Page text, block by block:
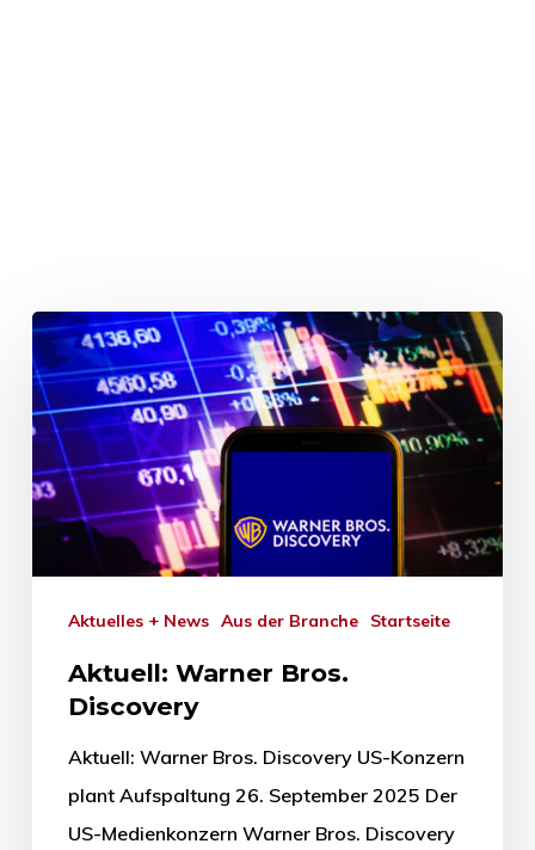
Aktuelles + News Aus der Branche Startseite
Aktuell: Warner Bros.
Discovery
Aktuell: Warner Bros. Discovery US-Konzern
plant Aufspaltung 26. September 2025 Der
US-Medienkonzern Warner Bros. Discovery